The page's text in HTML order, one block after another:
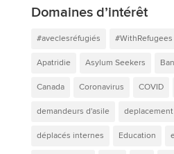
Domaines d’intérêt
#aveclesréfugiés #WithRefugees
Apatridie Asylum Seekers
Canada Coronavirus COVID
demandeurs d'asile deplacement
déplacés internes Education